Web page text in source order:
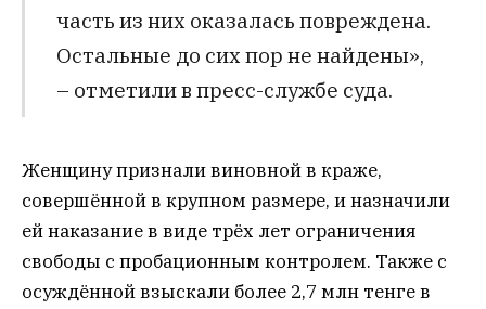
часть из них оказалась повреждена.
Остальные до сих пор не найдены»,
– отметили в пресс-службе суда.
Женщину признали виновной в краже,
совершённой в крупном размере, и назначили
ей наказание в виде трёх лет ограничения
свободы с пробационным контролем. Также с
осуждённой взыскали более 2,7 млн тенге в